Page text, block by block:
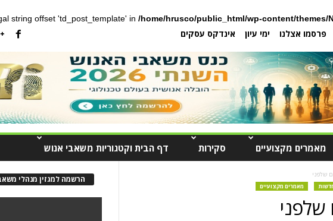
string offset 'td_post_template' in /home/hrusco/public_html/wp-content/
פרסמו אצלנו ימי עיון אינדקס עסקים
מאמרים מקצועיים סקירות דף הבית וקטגוריות משאבי אנוש
שלפני
מאמרים מקצועיים
שלפני
הרשמה למגזין מנהלי